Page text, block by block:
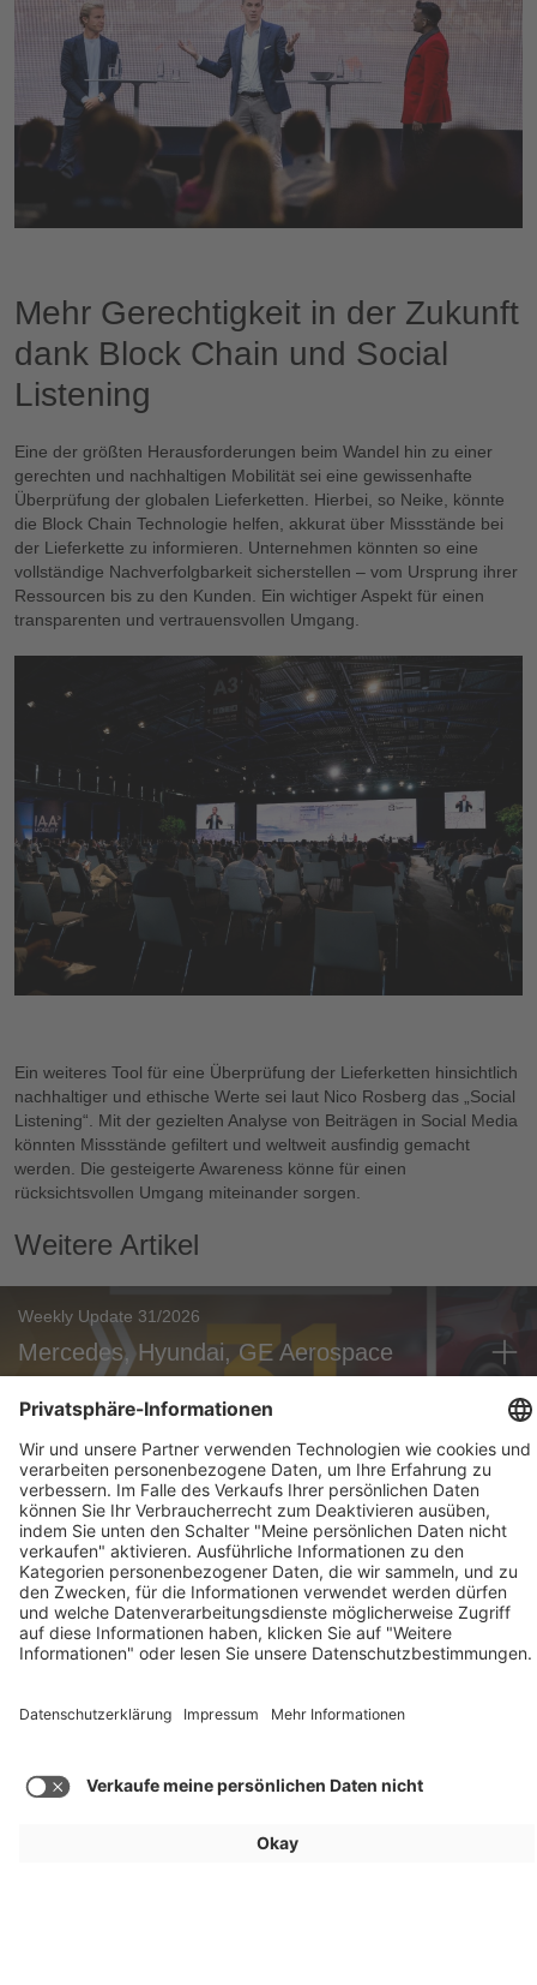
Mehr Gerechtigkeit in der Zukunft
dank Block Chain und Social
Listening
Eine der größten Herausforderungen beim Wandel hin zu einer
gerechten und nachhaltigen Mobilität sei eine gewissenhafte
Überprüfung der globalen Lieferketten. Hierbei, so Neike, könnte
die Block Chain Technologie helfen, akkurat über Missstände bei
der Lieferkette zu informieren. Unternehmen könnten so eine
vollständige Nachverfolgbarkeit sicherstellen – vom Ursprung ihrer
Ressourcen bis zu den Kunden. Ein wichtiger Aspekt für einen
transparenten und vertrauensvollen Umgang.
Ein weiteres Tool für eine Überprüfung der Lieferketten hinsichtlich
nachhaltiger und ethische Werte sei laut Nico Rosberg das „Social
Listening“. Mit der gezielten Analyse von Beiträgen in Social Media
könnten Missstände gefiltert und weltweit ausfindig gemacht
werden. Die gesteigerte Awareness könne für einen
rücksichtsvollen Umgang miteinander sorgen.
Weitere Artikel
Weekly Update 31/2026
Mercedes, Hyundai, GE Aerospace
Mobility
Hyundai AllDayEnergy: V2X-Dienste gebündelt
Mobility
Mercedes-Benz GLA (2026): Bis zu 657 km
Reichweite